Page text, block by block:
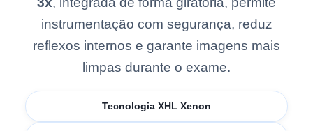
instrumentação com segurança, reduz
reflexos internos e garante imagens mais
limpas durante o exame.
Tecnologia XHL Xenon